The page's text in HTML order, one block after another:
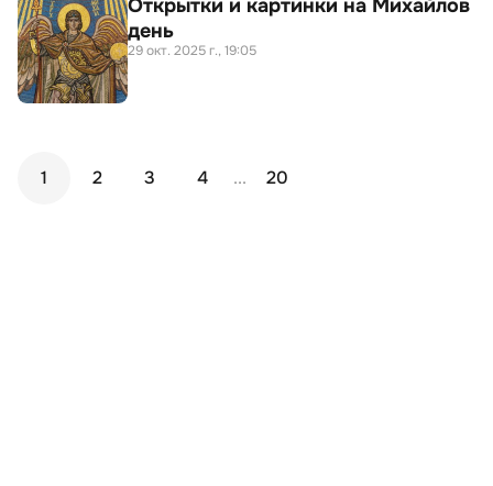
Открытки и картинки на Михайлов
день
29 окт. 2025 г., 19:05
1 2 3 4 ... 20